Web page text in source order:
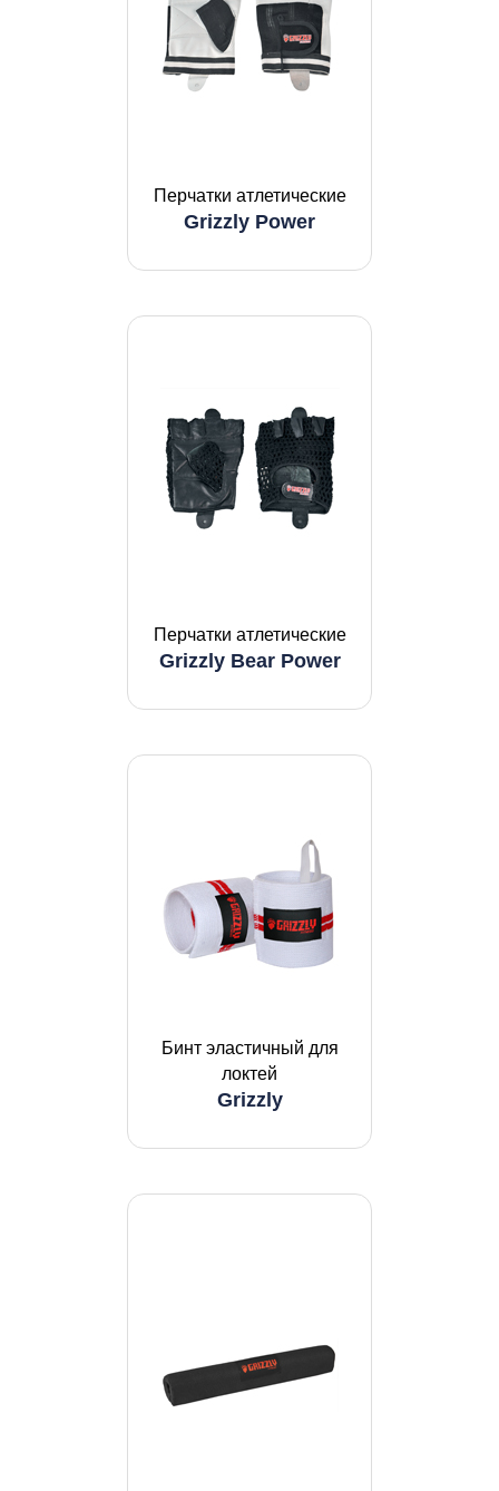
Перчатки атлетические
Grizzly Power
Перчатки атлетические
Grizzly Bear Power
Бинт эластичный для
локтей
Grizzly